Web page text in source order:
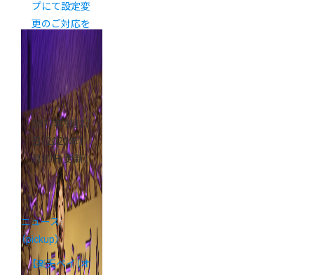
プにて設定変
更のご対応を
ます。）
2017年9月27
日（2020年1
月30日 更新）
ニュース
（pickup）
【楽天ペイ（オ